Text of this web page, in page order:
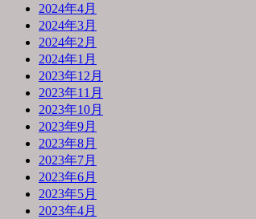
2024年4月
2024年3月
2024年2月
2024年1月
2023年12月
2023年11月
2023年10月
2023年9月
2023年8月
2023年7月
2023年6月
2023年5月
2023年4月